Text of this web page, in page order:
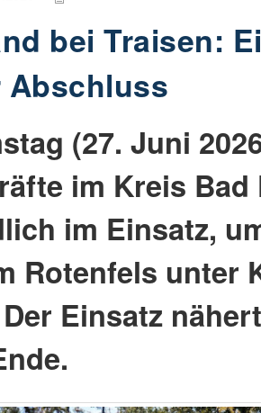
bei Traisen:
Abschluss
(27. Juni
im Kreis Bad
im Einsatz,
Rotenfels unter
Einsatz